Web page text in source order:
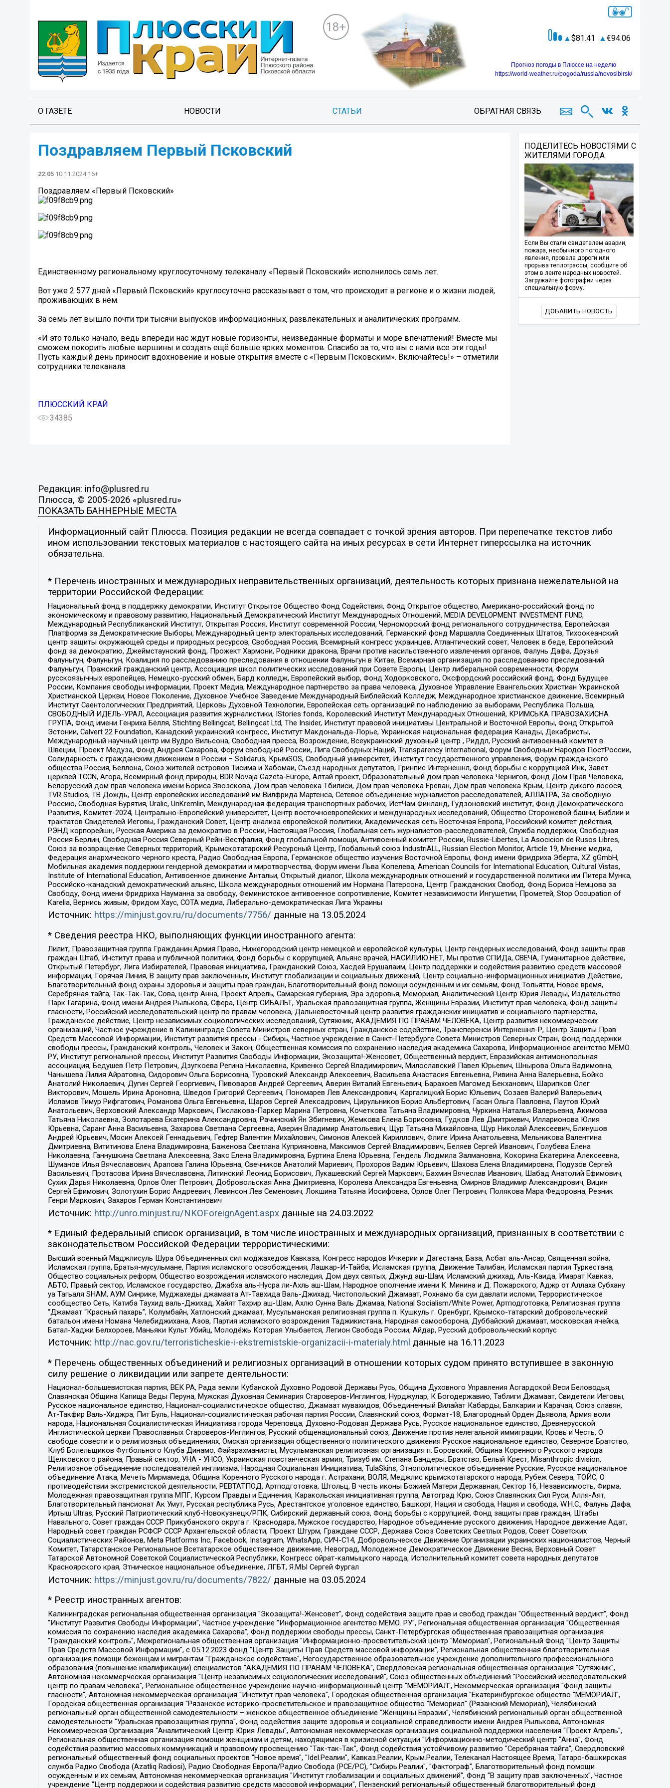
18+
81.41 94.06
Прогноз погоды в Плюссе на неделю
https://world-weather.ru/pogoda/russia/novosibirsk/
О ГАЗЕТЕ НОВОСТИ СТАТЬИ ОБРАТНАЯ СВЯЗЬ
Поздравляем Первый Псковский
22:05 10.11.2024 16+
Поздравляем «Первый Псковский»
Единственному региональному круглосуточному телеканалу «Первый Псковский» исполнилось семь лет.
Вот уже 2 577 дней «Первый Псковский» круглосуточно рассказывает о том, что происходит в регионе и о жизни людей,
проживающих в нём.
За семь лет вышло почти три тысячи выпусков информационных, развлекательных и аналитических программ.
«И это только начало, ведь впереди нас ждут новые горизонты, неизведанные форматы и море впечатлений! Вместе мы
сможем покорить любые вершины и создать ещё больше ярких моментов. Спасибо за то, что вы с нами все эти годы!
Пусть каждый день приносит вдохновение и новые открытия вместе с «Первым Псковским». Включайтесь!» – отметили
сотрудники телеканала.
ПЛЮССКИЙ КРАЙ
34385
ПОДЕЛИТЕСЬ НОВОСТЯМИ С
ЖИТЕЛЯМИ ГОРОДА
Если Вы стали свидетелем аварии,
пожара, необычного погодного
явления, провала дороги или
прорыва теплотрассы, сообщите об
этом в ленте народных новостей.
Загружайте фотографии через
специальную форму.
ДОБАВИТЬ НОВОСТЬ
Редакция: info@plusred.ru
Плюсса, © 2005-2026 «plusred.ru»
ПОКАЗАТЬ БАННЕРНЫЕ МЕСТА
Информационный сайт Плюсса. Позиция редакции не всегда совпадает с точкой зрения авторов. При перепечатке текстов либо
ином использовании текстовых материалов с настоящего сайта на иных ресурсах в сети Интернет гиперссылка на источник
обязательна.
* Перечень иностранных и международных неправительственных организаций, деятельность которых признана нежелательной на
территории Российской Федерации:
Национальный фонд в поддержку демократии, Институт Открытое Общество Фонд Содействия, Фонд Открытое общество, Американо-российский фонд по
экономическому и правовому развитию, Национальный Демократический Институт Международных Отношений, MEDIA DEVELOPMENT INVESTMENT FUND,
Международный Республиканский Институт, Открытая Россия, Институт современной России, Черноморский фонд регионального сотрудничества, Европейская
Платформа за Демократические Выборы, Международный центр электоральных исследований, Германский фонд Маршалла Соединенных Штатов, Тихоокеанский
центр защиты окружающей среды и природных ресурсов, Свободная Россия, Всемирный конгресс украинцев, Атлантический совет, Человек в беде, Европейский
фонд за демократию, Джеймстаунский фонд, Прожект Хармони, Родники дракона, Врачи против насильственного извлечения органов, Фалунь Дафа, Друзья
Фалуньгун, Фалуньгун, Коалиция по расследованию преследования в отношении Фалуньгун в Китае, Всемирная организация по расследованию преследований
Фалуньгун, Пражский гражданский центр, Ассоциация школ политических исследований при Совете Европы, Центр либеральной современности, Форум
русскоязычных европейцев, Немецко-русский обмен, Бард колледж, Европейский выбор, Фонд Ходорковского, Оксфордский российский фонд, Фонд Будущее
России, Компания свободы информации, Проект Медиа, Международное партнерство за права человека, Духовное Управление Евангельских Христиан Украинской
Христианской Церкви, Новое Поколение, Духовное Учебное Заведение Международный Библейский Колледж, Международное христианское движение, Всемирный
Институт Саентологических Предприятий, Церковь Духовной Технологии, Европейская сеть организаций по наблюдению за выборами, Республика Польша,
СВОБОДНЫЙ ИДЕЛЬ-УРАЛ, Ассоциация развития журналистики, IStories fonds, Королевский Институт Международных Отношений, КРИМСЬКА ПРАВОЗАХИСНА
ГРУПА, Фонд имени Генриха Бёлля, Stichting Bellingcat, Bellingcat Ltd, The Insider, Институт правовой инициативы Центральной и Восточной Европы, Фонд Открытой
Эстонии, Calvert 22 Foundation, Канадский украинский конгресс, Институт Макдональда-Лорье, Украинская национальная федерация Канады, Декабристы,
Международный научный центр им Вудро Вильсона, Свободная пресса, Возрождение, Всеукраинский духовный центр , Риддл, Русский антивоенный комитет в
Швеции, Проект Медуза, Фонд Андрея Сахарова, Форум свободной России, Лига Свободных Наций, Transparеncy International, Форум Свободных Народов ПостРоссии,
Солидарность с гражданским движением в России – Solidarus, КрымSOS, Свободный университет, Институт государственного управления, Форум гражданского
общества Россия, Беллона, Союз жителей островов Тисима и Хабомаи, Съезд народных депутатов, Гринпис Интернешнл, Фонд борьбы с коррупцией Инк, Завет
церквей TCCN, Агора, Всемирный фонд природы, BDR Novaja Gazeta-Europe, Алтай проект, Образовательный дом прав человека Чернигов, Фонд Дом Прав Человека,
Белорусский дом прав человека имени Бориса Звозскова, Дом прав человека Тбилиси, Дом прав человека Ереван, Дом прав человека Крым, Центр дикого лосося,
TVR Studios, ТВ Дождь, Центр европейских исследований им Вилфрида Мартенса, Сетевое объединение журналистов расследователей, АЛЛАТРА, За свободную
Россию, Свободная Бурятия, Uralic, UnKremlin, Международная федерация транспортных рабочих, ИстЧам Финланд, Гудзоновский институт, Фонд Демократического
Развития, Комитет-2024, Центрально-Европейский университет, Центр восточноевропейских и международных исследований, Общество Сторожевой башни, Библии и
трактатов Свидетелей Иеговы, Гражданский Совет, Центр анализа европейской политики, Академическая сеть Восточная Европа, Российский комитет действия,
РЭНД корпорейшн, Русская Америка за демократию в России, Настоящая Россия, Глобальная сеть журналистов-расследователей, Служба поддержки, Свободная
Россия Берлин, Свободная Россия Северный Рейн-Вестфалия, Фонд глобальной помощи, Антивоенный комитет России, Russie-Libertes, La Asocicion de Rusos Libres,
Союз за возвращение Северных территорий, Крымскотатарский Ресурсный Центр, Глобальный союз IndustriALL, Russian Election Monitor, Article 19, Мнение медиа,
Федерация анархического черного креста, Радио Свободная Европа, Германское общество изучения Восточной Европы, Фонд имени Фридриха Эберта, XZ gGmbH,
Мобильная академия поддержки гендерной демократии и миротворчества, Форум имени Льва Копелева, American Councils for International Education, Cultural Vistas,
Institute of International Education, Антивоенное движение Антальи, Открытый диалог, Школа международных отношений и государственной политики им Питера Мунка,
Российско-канадский демократический альянс, Школа международных отношений им Нормана Патерсона, Центр Гражданских Свобод, Фонд Бориса Немцова за
Свободу, Фонд имени Фридриха Науманна за свободу, Феминистское антивоенное сопротивление, Комитет независимости Ингушетии, Прометей, Stop Occupation of
Karelia, Вернись живым, Фридом Хаус, СОТА медиа, Либерально-демократическая Лига Украины
Источник: https://minjust.gov.ru/ru/documents/7756/ данные на 13.05.2024
* Сведения реестра НКО, выполняющих функции иностранного агента:
Лилит, Правозащитная группа Гражданин.Армия.Право, Нижегородский центр немецкой и европейской культуры, Центр гендерных исследований, Фонд защиты прав
граждан Штаб, Институт права и публичной политики, Фонд борьбы с коррупцией, Альянс врачей, НАСИЛИЮ.НЕТ, Мы против СПИДа, СВЕЧА, Гуманитарное действие,
Открытый Петербург, Лига Избирателей, Правовая инициатива, Гражданский Союз, Хасдей Ерушалаим, Центр поддержки и содействия развитию средств массовой
информации, Горячая Линия, В защиту прав заключенных, Институт глобализации и социальных движений, Центр социально-информационных инициатив Действие,
Благотворительный фонд охраны здоровья и защиты прав граждан, Благотворительный фонд помощи осужденным и их семьям, Фонд Тольятти, Новое время,
Серебряная тайга, Так-Так-Так, Сова, центр Анна, Проект Апрель, Самарская губерния, Эра здоровья, Мемориал, Аналитический Центр Юрия Левады, Издательство
Парк Гагарина, Фонд имени Андрея Рылькова, Сфера, Центр СИБАЛЬТ, Уральская правозащитная группа, Женщины Евразии, Институт прав человека, Фонд защиты
гласности, Российский исследовательский центр по правам человека, Дальневосточный центр развития гражданских инициатив и социального партнерства,
Гражданское действие, Центр независимых социологических исследований, Сутяжник, АКАДЕМИЯ ПО ПРАВАМ ЧЕЛОВЕКА, Центр развития некоммерческих
организаций, Частное учреждение в Калининграде Совета Министров северных стран, Гражданское содействие, Трансперенси Интернешнл-Р, Центр Защиты Прав
Средств Массовой Информации, Институт развития прессы - Сибирь, Частное учреждение в Санкт-Петербурге Совета Министров Северных Стран, Фонд поддержки
свободы прессы, Гражданский контроль, Человек и Закон, Общественная комиссия по сохранению наследия академика Сахарова, Информационное агентство МЕМО.
РУ, Институт региональной прессы, Институт Развития Свободы Информации, Экозащита!-Женсовет, Общественный вердикт, Евразийская антимонопольная
ассоциация, Бедушев Петр Петрович, Дзугкоева Регина Николаевна, Кривенко Сергей Владимирович, Милославский Павел Юрьевич, Шнырова Ольга Вадимовна,
Чанышева Лилия Айратовна, Сидорович Ольга Борисовна, Туровский Александр Алексеевич, Васильева Анастасия Евгеньевна, Ривина Анна Валерьевна, Бойко
Анатолий Николаевич, Дугин Сергей Георгиевич, Пивоваров Андрей Сергеевич, Аверин Виталий Евгеньевич, Барахоев Магомед Бекханович, Шарипков Олег
Викторович, Мошель Ирина Ароновна, Шведов Григорий Сергеевич, Пономарев Лев Александрович, Каргалицкий Борис Юльевич, Созаев Валерий Валерьевич,
Исламов Тимур Рифгатович, Романова Ольга Евгеньевна, Щаров Сергей Алексадрович, Цирульников Борис Альбертович, Гасан Ольга Павловна, Паутов Юрий
Анатольевич, Верховский Александр Маркович, Пислакова-Паркер Марина Петровна, Кочеткова Татьяна Владимировна, Чуркина Наталья Валерьевна, Акимова
Татьяна Николаевна, Золотарева Екатерина Александровна, Рачинский Ян Збигневич, Жемкова Елена Борисовна, Гудков Лев Дмитриевич, Илларионова Юлия
Юрьевна, Саранг Анна Васильевна, Захарова Светлана Сергеевна, Аверин Владимир Анатольевич, Щур Татьяна Михайловна, Щур Николай Алексеевич, Блинушов
Андрей Юрьевич, Мосин Алексей Геннадьевич, Гефтер Валентин Михайлович, Симонов Алексей Кириллович, Флиге Ирина Анатольевна, Мельникова Валентина
Дмитриевна, Вититинова Елена Владимировна, Баженова Светлана Куприяновна, Максимов Сергей Владимирович, Беляев Сергей Иванович, Голубева Елена
Николаевна, Ганнушкина Светлана Алексеевна, Закс Елена Владимировна, Буртина Елена Юрьевна, Гендель Людмила Залмановна, Кокорина Екатерина Алексеевна,
Шуманов Илья Вячеславович, Арапова Галина Юрьевна, Свечников Анатолий Мариевич, Прохоров Вадим Юрьевич, Шахова Елена Владимировна, Подузов Сергей
Васильевич, Протасова Ирина Вячеславовна, Литинский Леонид Борисович, Лукашевский Сергей Маркович, Бахмин Вячеслав Иванович, Шабад Анатолий Ефимович,
Сухих Дарья Николаевна, Орлов Олег Петрович, Добровольская Анна Дмитриевна, Королева Александра Евгеньевна, Смирнов Владимир Александрович, Вицин
Сергей Ефимович, Золотухин Борис Андреевич, Левинсон Лев Семенович, Локшина Татьяна Иосифовна, Орлов Олег Петрович, Полякова Мара Федоровна, Резник
Генри Маркович, Захаров Герман Константинович
Источник: http://unro.minjust.ru/NKOForeignAgent.aspxданные на 24.03.2022
* Единый федеральный список организаций, в том числе иностранных и международных организаций, признанных в соответствии с
законодательством Российской Федерации террористическими:
Высший военный Маджлисуль Шура Объединенных сил моджахедов Кавказа, Конгресс народов Ичкерии и Дагестана, База, Асбат аль-Ансар, Священная война,
Исламская группа, Братья-мусульмане, Партия исламского освобождения, Лашкар-И-Тайба, Исламская группа, Движение Талибан, Исламская партия Туркестана,
Общество социальных реформ, Общество возрождения исламского наследия, Дом двух святых, Джунд аш-Шам, Исламский джихад, Аль-Каида, Имарат Кавказ,
АБТО, Правый сектор, Исламское государство, Джабха аль-Нусра ли-Ахль аш-Шам, Народное ополчение имени К. Минина и Д. Пожарского, Аджр от Аллаха Субхану
уа Тагьаля SHAM, АУМ Синрике, Муджахеды джамаата Ат-Тавхида Валь-Джихад, Чистопольский Джамаат, Рохнамо ба суи давлати исломи, Террористическое
сообщество Сеть, Катиба Таухид валь-Джихад, Хайят Тахрир аш-Шам, Ахлю Сунна Валь Джамаа, National Socialism/White Power, Артподготовка, Религиозная группа
“Джамаат “Красный пахарь”, Колумбайн, Хатлонский джамаат, Мусульманская религиозная группа п. Кушкуль г. Оренбург, Крымско-татарский добровольческий
батальон имени Номана Челебиджихана, Азов, Партия исламского возрождения Таджикистана, Народная самооборона, Дуббайский джамаат, московская ячейка,
Батал-Хаджи Белхороев, Маньяки Культ Убийц, Молодёжь Которая Улыбается, Легион Свобода России, Айдар, Русский добровольческий корпус
Источник: http://nac.gov.ru/terroristicheskie-i-ekstremistskie-organizacii-i-materialy.html данные на 16.11.2023
* Перечень общественных объединений и религиозных организаций в отношении которых судом принято вступившее в законную
силу решение о ликвидации или запрете деятельности:
Национал-большевистская партия, ВЕК РА, Рада земли Кубанской Духовно Родовой Державы Русь, Община Духовного Управления Асгардской Веси Беловодья,
Славянская Община Капища Веды Перуна, Мужская Духовная Семинария Староверов-Инглингов, Нурджулар, К Богодержавию, Таблиги Джамаат, Свидетели Иеговы,
Русское национальное единство, Национал-социалистическое общество, Джамаат мувахидов, Объединенный Вилайат Кабарды, Балкарии и Карачая, Союз славян,
Ат-Такфир Валь-Хиджра, Пит Буль, Национал-социалистическая рабочая партия России, Славянский союз, Формат-18, Благородный Орден Дьявола, Армия воли
народа, Национальная Социалистическая Инициатива города Череповца, Духовно-Родовая Держава Русь, Русское национальное единство, Древнерусской
Инглистической церкви Православных Староверов-Инглингов, Русский общенациональный союз, Движение против нелегальной иммиграции, Кровь и Честь, О
свободе совести и о религиозных объединениях, Омская организация общественного политического движения Русское национальное единство, Северное Братство,
Клуб Болельщиков Футбольного Клуба Динамо, Файзрахманисты, Мусульманская религиозная организация п. Боровский, Община Коренного Русского народа
Щелковского района, Правый сектор, УНА - УНСО, Украинская повстанческая армия, Тризуб им. Степана Бандеры, Братство, Белый Крест, Misanthropic division,
Религиозное объединение последователей инглиизма, Народная Социальная Инициатива, TulaSkins, Этнополитическое объединение Русские, Русское национальное
объединение Атака, Мечеть Мирмамеда, Община Коренного Русского народа г. Астрахани, ВОЛЯ, Меджлис крымскотатарского народа, Рубеж Севера, ТОЙС, О
противодействии экстремистской деятельности, РЕВТАТПОД, Артподготовка, Штольц, В честь иконы Божией Матери Державная, Сектор 16, Независимость, Фирма,
Молодежная правозащитная группа МПГ, Курсом Правды и Единения, Каракольская инициативная группа, Автоград Крю, Союз Славянских Сил Руси, Алля-Аят,
Благотворительный пансионат Ак Умут, Русская республика Русь, Арестантское уголовное единство, Башкорт, Нация и свобода, Нация и свобода, W.H.С., Фалунь Дафа,
Иртыш Ultras, Русский Патриотический клуб-Новокузнецк/РПК, Сибирский державный союз, Фонд борьбы с коррупцией, Фонд защиты прав граждан, Штабы
Навального, Совет граждан СССР Прикубанского округа г. Краснодара, Мужское государство, Народное объединение русского движения, Народное движение Адат,
Народный совет граждан РСФСР СССР Архангельской области, Проект Штурм, Граждане СССР, Держава Союз Советских Светлых Родов, Совет Советских
Социалистических Районов, Meta Platforms Inc, Facebook, Instagram, WhatsApp, СИЧ-С14, Добровольческое Движение Организации украинских националистов, Черный
Комитет, Татарстанское Региональное Всетатарское общественное движение, Невоград, Молодежное Демократическое Движение Весна, Верховный Совет
Татарской Автономной Советской Социалистической Республики, Конгресс ойрат-калмыцкого народа, Исполнительный комитет совета народных депутатов
Красноярского края, Этническое национальное объединение, ЛГБТ, Я.МЫ Сергей Фургал
Источник: https://minjust.gov.ru/ru/documents/7822/ данные на 03.05.2024
* Реестр иностранных агентов:
Калининградская региональная общественная организация "Экозащита!-Женсовет", Фонд содействия защите прав и свобод граждан "Общественный вердикт", Фонд "Институт Развития Свободы Информации", Частное учреждение "Информационное агентство МЕМО. РУ", Региональная общественная организация "Общественная комиссия по сохранению наследия академика Сахарова", Фонд поддержки свободы прессы, Санкт-Петербургская общественная правозащитная организация "Гражданский контроль", Межрегиональная общественная организация "Информационно-просветительский центр "Мемориал", Региональный Фонд "Центр Защиты Прав Средств Массовой Информации", с 05.12.2023 Фонд "Центр Защиты Прав Средств массовой информации", Региональная общественная благотворительная организация помощи беженцам и мигрантам "Гражданское содействие", Негосударственное образовательное учреждение дополнительного профессионального образования (повышение квалификации) специалистов "АКАДЕМИЯ ПО ПРАВАМ ЧЕЛОВЕКА", Свердловская региональная общественная организация "Сутяжник", Автономная некоммерческая организация "Центр независимых социологических исследований", Союз общественных объединений "Российский исследовательский центр по правам человека", Региональное общественное учреждение научно-информационный центр "МЕМОРИАЛ", Некоммерческая организация "Фонд защиты гласности", Автономная некоммерческая организация "Институт прав человека", Городская общественная организация "Екатеринбургское общество "МЕМОРИАЛ", Городская общественная организация "Рязанское историко-просветительское и правозащитное общество "Мемориал" (Рязанский Мемориал), Челябинский региональный орган общественной самодеятельности – женское общественное объединение "Женщины Евразии", Челябинский региональный орган общественной самодеятельности "Уральская правозащитная группа", Фонд содействия защите здоровья и социальной справедливости имени Андрея Рылькова, Автономная Некоммерческая Организация "Аналитический Центр Юрия Левады", Автономная некоммерческая организация социальной поддержки населения "Проект Апрель", Региональная общественная организация помощи женщинам и детям, находящимся в кризисной ситуации "Информационно-методический центр "Анна", Фонд содействия развитию массовых коммуникаций и правовому просвещению "Так-так-Так", Фонд содействия устойчивому развитию "Серебряная тайга", Свердловский региональный общественный фонд социальных проектов "Новое время", "Idel.Реалии", Кавказ.Реалии, Крым.Реалии, Телеканал Настоящее Время, Татаро-башкирская служба Радио Свобода (Azatliq Radiosi), Радио Свободная Европа/Радио Свобода (PCE/PC), "Сибирь.Реалии", "Фактограф", Благотворительный фонд помощи осужденным и их семьям, Автономная некоммерческая организация "Институт глобализации и социальных движений", Фонд "В защиту прав заключенных", Частное учреждение "Центр поддержки и содействия развитию средств массовой информации", Пензенский региональный общественный благотворительный фонд "Гражданский союз", "Север.Реалии", Некоммерческая организация Фонд "Правовая инициатива", Общество с ограниченной ответственностью "Радио Свободная Европа/Радио Свобода", Чешское информационное агентство "MEDIUM-ORIENT", Красноярская региональная общественная организация "Мы против СПИДа", Камалягин Денис Николаевич, Маркелов Сергей Евгеньевич, Пономарев Лев Александрович, Савицкая Людмила Алексеевна, Автономная некоммерческая организация "Центр по работе с проблемой насилия "НАСИЛИЮ.НЕТ", Межрегиональный профессиональный союз работников здравоохранения "Альянс врачей", Юридическое лицо, зарегистрированное в Латвийской Республике, SIA "Medusa Project" (регистрационный номер 40103797863, дата регистрации 10.06.2014), Некоммерческая организация "Фонд по борьбе с коррупцией", Автономная некоммерческая организация "Институт права и публичной политики", Баданин Роман Сергеевич, Гликин Максим Александрович, Железнова Мария Михайловна, Лукьянова Юлия Сергеевна, Маетная Елизавета Витальевна, Маняхин Петр Борисович, Чуракова Ольга Владимировна, Ярош Юлия Петровна, Юридическое лицо "The Insider SIA", зарегистрированное в Риге, Латвийская Республика (дата регистрации 26.06.2015), являющееся администратором доменного имени интернет-издания "The Insider SIA", https://theins.ru, Постернак Алексей Евгеньевич, Рубин Михаил Аркадьевич, Анин Роман Александрович, Юридическое лицо Istories fonds, зарегистрированное в Латвийской Республике (регистрационный номер 50008295751, дата регистрации 24.02.2020), Великовский Дмитрий Александрович, Долинина Ирина Николаевна, Мароховская Алеся Алексеевна, Шлейнов Роман Юрьевич, Шмагун Олеся Валентиновна, Общество с ограниченной ответственностью "Альтаир 2021", Общество с ограниченной ответственностью "Вега 2021", Общество с ограниченной ответственностью "Главный редактор 2021", Общество с ограниченной ответственностью "Ромашки монолит", Важенков Артем Валерьевич, Ивановская областная общественная организация "Центр гендерных исследований", Гурман Юрий Альбертович, Медиапроект "ОВД-Инфо", Егоров Владимир Владимирович, Жилинский Владимир Александрович, Общество с ограниченной ответственностью "ЗП", Иванова София Юрьевна, Карезина Инна Павловна, Кильтау Екатерина Викторовна, Петров Алексей Викторович, Пискунов Сергей Евгеньевич, Смирнов Сергей Сергеевич, Тихонов Михаил Сергеевич, Общество с ограниченной ответственностью "ЖУРНАЛИСТ-ИНОСТРАННЫЙ АГЕНТ", Арапова Галина Юрьевна, Вольтская Татьяна Анатольевна, Американская компания "Mason G.E.S. Anonymous Foundation" (США), являющаяся владельцем интернет-издания https://mnews.world/, Компания "Stichting Bellingcat", зарегистрированная в Нидерландах (дата регистрации 11.07.2018), Захаров Андрей Вячеславович, Клепиковская Екатерина Дмитриевна, Общество с ограниченной ответственностью "МЕМО", Перл Роман Александрович, Симонов Евгений Алексеевич, Соловьева Елена Анатольевна, Сотников Даниил Владимирович, Сурначева Елизавета Дмитриевна, Автономная некоммерческая организация по защите прав человека и информированию населения "Якутия – Наше Мнение", Общество с ограниченной ответственностью "Москоу диджитал медиа", с 26.01.2023 Общество с ограниченной ответственностью "Чайка Белые сады", Ветошкина Валерия Валерьевна, Заговора Максим Александрович, Межрегиональное общественное движение "Российская ЛГБТ - сеть", Оленичев Максим Владимирович, Павлов Иван Юрьевич, Скворцова Елена Сергеевна, Общество с ограниченной ответственностью "Как бы инагент", Кочетков Игорь Викторович, Общество с ограниченной ответственностью "Честные выборы", Еланчик Олег Александрович, Общество с ограниченной ответственностью "Нобелевский призыв", Гималова Регина Эмилевна, Григорьев Андрей Валерьевич, Григорьева Алина Александровна, Ассоциация по содействию защите прав призывников, альтернативнослужащих и военнослужащих "Правозащитная группа "Гражданин.Армия.Право", Хисамова Регина Фаритовна, Автономная некоммерческая организация по реализации социально-правовых программ "Лилит", Дальневосточное общественное движение "Маяк", Санкт-Петербургская ЛГБТ-инициативная группа "Выход", Инициативная группа ЛГБТ+ "Реверс", Алексеев Андрей Викторович, Бекбулатова Таисия Львовна, Беляев Иван Михайлович, Владыкина Елена Сергеевна, Гельман Марат Александрович, Никульшина Вероника Юрьевна, Толоконникова Надежда Андреевна, Шендерович Виктор Анатольевич, Общество с ограниченной ответственностью "Данное сообщение", Общество с ограниченной ответственностью Издательский дом "Новая глава", Айнбиндер Александра Александровна, Московский комьюнити-центр для ЛГБТ+инициатив, Благотворительный фонд развития филантропии, Deutsche Welle (Германия, Kurt-Schumacher-Strasse 3, 53113 Bonn), Борзунова Мария Михайловна, Воробьев Виктор Викторович, Голубева Анна Львовна, Константинова Алла Михайловна, Малкова Ирина Владимировна, Мурадов Мурад Абдулгалимович, Осетинская Елизавета Николаевна, Понасенков Евгений Николаевич, Ганапольский Матвей Юрьевич, Киселев Евгений Алексеевич, Борухович Ирина Григорьевна, Дремин Иван Тимофеевич, Дубровский Дмитрий Викторович, Красноярская региональная общественная организация поддержки и развития альтернативных образовательных технологий и межкультурных коммуникаций "ИНТЕРРА", Маяковская Екатерина Алексеевна, Фейгин Марк Захарович, Филимонов Андрей Викторович, Дзугкоева Регина Николаевна, Доброхотов Роман Александрович, Дудь Юрий Александрович, Елкин Сергей Владимирович, Кругликов Кирилл Игоревич, Сабунаева Мария Леонидовна, Семенов Алексей Владимирович, Шаинян Карен Багратович, Шульман Екатерина Михайловна, Асафьев Артур Валерьевич, Вахштайн Виктор Семенович, Венедиктов Алексей Алексеевич, Лушникова Екатерина Евгеньевна, Волков Леонид Михайлович, Невзоров Александр Глебович, Пархоменко Сергей Борисович, Сироткин Ярослав Николаевич, Кара-Мурза Владимир Владимирович, Баранова Наталья Владимировна, Гозман Леонид Яковлевич, Кагарлицкий Борис Юльевич, Климарев Михаил Валерьевич, Милов Владимир Станиславович, Автономная некоммерческая организация Краснодарский центр современного искусства "Типография", Моргенштерн Алишер Тагирович, Соболь Любовь Эдуардовна, Общество с ограниченной ответственностью "ЛИЗА НОРМ", Каспаров Гарри Кимович, Ходорковский Михаил Борисович, Общество с ограниченной ответственностью "Апрельские тезисы", Данилович Ирина Брониславовна, Кашин Олег Владимирович, Петров Николай Владимирович, Пивоваров Алексей Владимирович, Соколов Михаил Владимирович, Цветкова Юлия Владимировна, Чичваркин Евгений Александрович, Комитет против пыток/Команда против пыток, Общество с ограниченной ответственностью "Первый научный", Общество с ограниченной ответственностью "Вертолет и ко", Белоцерковская Вероника Борисовна, Кац Максим Евгеньевич, Лазарева Татьяна Юрьевна, Шаведдинов Руслан Табризович, Яшин Илья Валерьевич, Общество с ограниченной ответственностью "Иноагент ААВ", Алешковский Дмитрий Петрович, Альбац Евгения Марковна, Быков Дмитрий Львович, Галямина Юлия Евгеньевна, Лойко Сергей Леонидович, Мартынов Кирилл Константинович, Медведев Сергей Александрович, Крашенинников Федор Геннадиевич, Гордеева Катерина Вл